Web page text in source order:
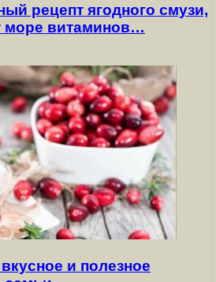
рецепт ягодного смузи,
море витаминов…
и полезное